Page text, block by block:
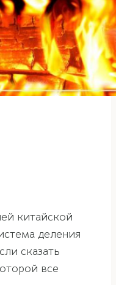
китайской
деления
сказать
все